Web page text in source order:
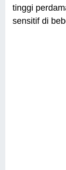
tinggi
sensitif di